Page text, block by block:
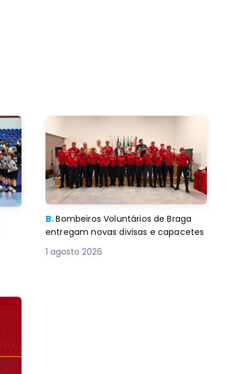
B.Bombeiros Voluntários de Braga
entregam novas divisas e capacetes
1 agosto 2026